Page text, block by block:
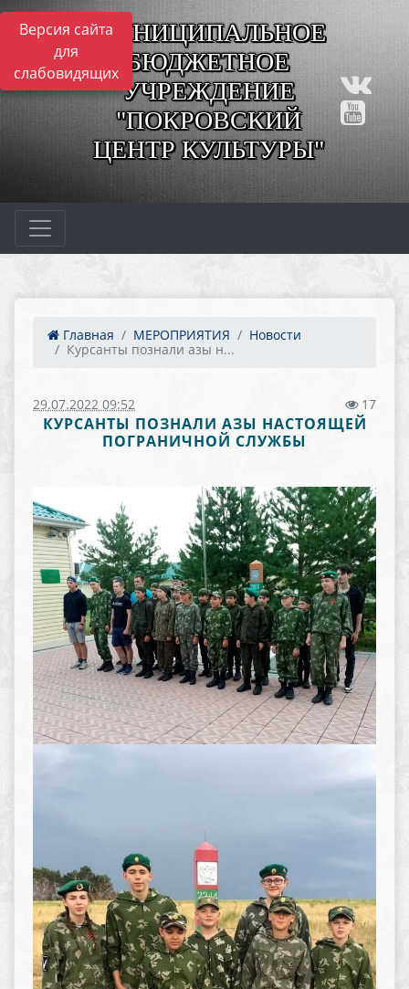
Версия сайта
для
слабовидящих
МУНИЦИПАЛЬНОЕ
БЮДЖЕТНОЕ
УЧРЕЖДЕНИЕ
"ПОКРОВСКИЙ
ЦЕНТР КУЛЬТУРЫ"
Главная МЕРОПРИЯТИЯ
Новости
Курсанты познали азы н...
29.07.2022 09:52 17
КУРСАНТЫ ПОЗНАЛИ АЗЫ НАСТОЯЩЕЙ
ПОГРАНИЧНОЙ СЛУЖБЫ